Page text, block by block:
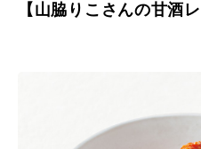
【山脇りこさんの甘酒レ